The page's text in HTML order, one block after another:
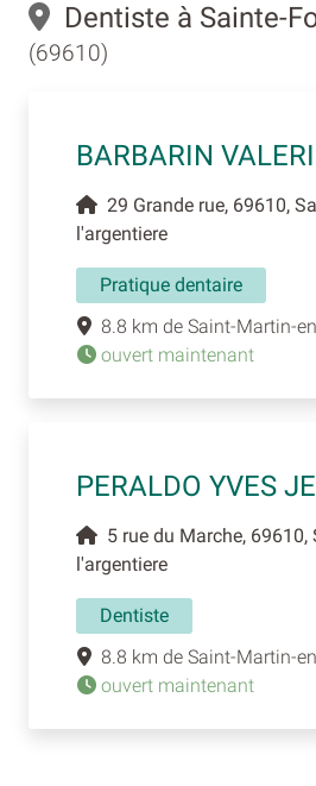
Dentiste à Sainte-
(69610)
BARBARIN
29 Grande rue, 69610,
l'argentiere
Pratique dentaire
8.8 km de Saint-Martin-
ouvert maintenant
PERALDO YVES
5 rue du Marche, 69610,
l'argentiere
Dentiste
8.8 km de Saint-Martin-
ouvert maintenant